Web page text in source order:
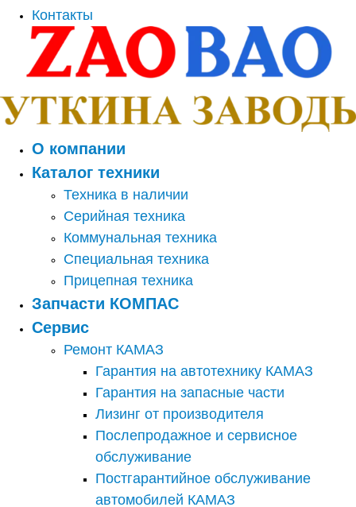
Контакты
О компании
Каталог техники
Техника в наличии
Серийная техника
Коммунальная техника
Специальная техника
Прицепная техника
Запчасти КОМПАС
Сервис
Ремонт КАМАЗ
Гарантия на автотехнику КАМАЗ
Гарантия на запасные части
Лизинг от производителя
Послепродажное и сервисное
обслуживание
Постгарантийное обслуживание
автомобилей КАМАЗ